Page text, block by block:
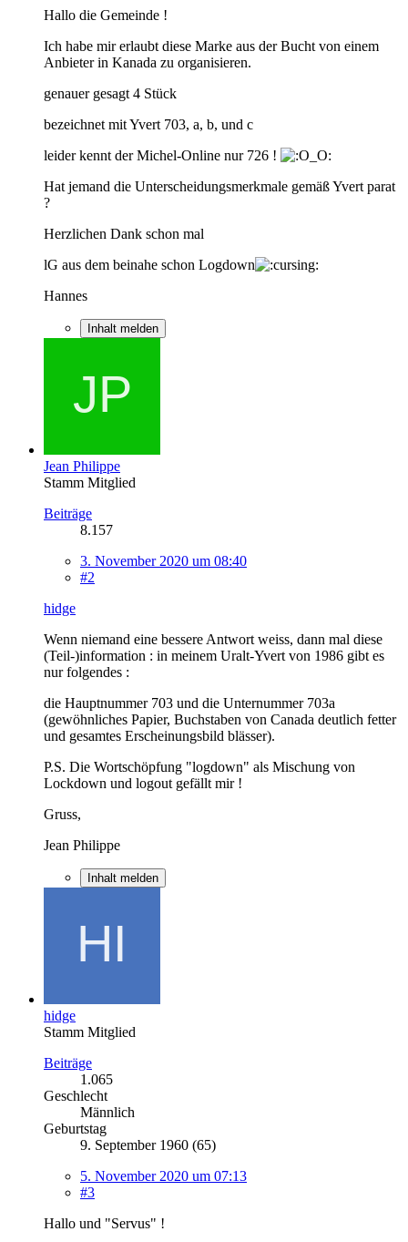
Hallo die Gemeinde !
Ich habe mir erlaubt diese Marke aus der Bucht von einem
Anbieter in Kanada zu organisieren.
genauer gesagt 4 Stück
bezeichnet mit Yvert 703, a, b, und c
leider kennt der Michel-Online nur 726 !
Hat jemand die Unterscheidungsmerkmale gemäß Yvert parat
?
Herzlichen Dank schon mal
lG aus dem beinahe schon Logdown
Hannes
Inhalt melden
Jean Philippe
Stamm Mitglied
Beiträge
8.157
3. November 2020 um 08:40
#2
hidge
Wenn niemand eine bessere Antwort weiss, dann mal diese
(Teil-)information : in meinem Uralt-Yvert von 1986 gibt es
nur folgendes :
die Hauptnummer 703 und die Unternummer 703a
(gewöhnliches Papier, Buchstaben von Canada deutlich fetter
und gesamtes Erscheinungsbild blässer).
P.S. Die Wortschöpfung "logdown" als Mischung von
Lockdown und logout gefällt mir !
Gruss,
Jean Philippe
Inhalt melden
hidge
Stamm Mitglied
Beiträge
1.065
Geschlecht
Männlich
Geburtstag
9. September 1960 (65)
5. November 2020 um 07:13
#3
Hallo und "Servus" !